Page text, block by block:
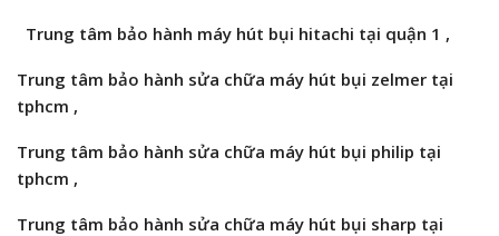
Trung tâm bảo hành máy hút bụi hitachi tại quận 1 ,
Trung tâm bảo hành sửa chữa máy hút bụi zelmer tại
tphcm ,
Trung tâm bảo hành sửa chữa máy hút bụi philip tại
tphcm ,
Trung tâm bảo hành sửa chữa máy hút bụi sharp tại